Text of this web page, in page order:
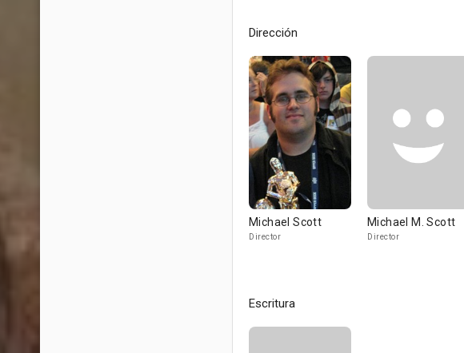
Dirección
Michael Scott
Director
Michael M. Scott
Director
Escritura